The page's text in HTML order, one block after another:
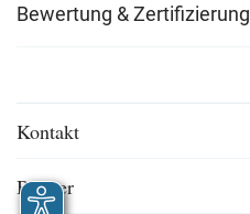
Bewertung & Zertifizierung
Kontakt
Bücher